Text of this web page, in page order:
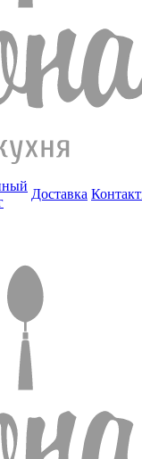
Доставка